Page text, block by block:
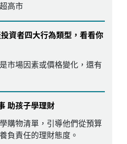
高市
資者四大行為類型，看看你
市場因素或價格變化，還有
助孩子學理財
購物清單，引導他們從預算
負責任的理財態度。